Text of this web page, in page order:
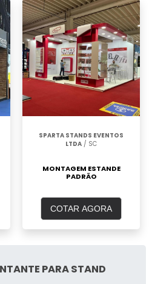
SPARTA STANDS EVENTOS
LTDA / SC
MONTAGEM ESTANDE
PADRÃO
COTAR AGORA
PARA STAND